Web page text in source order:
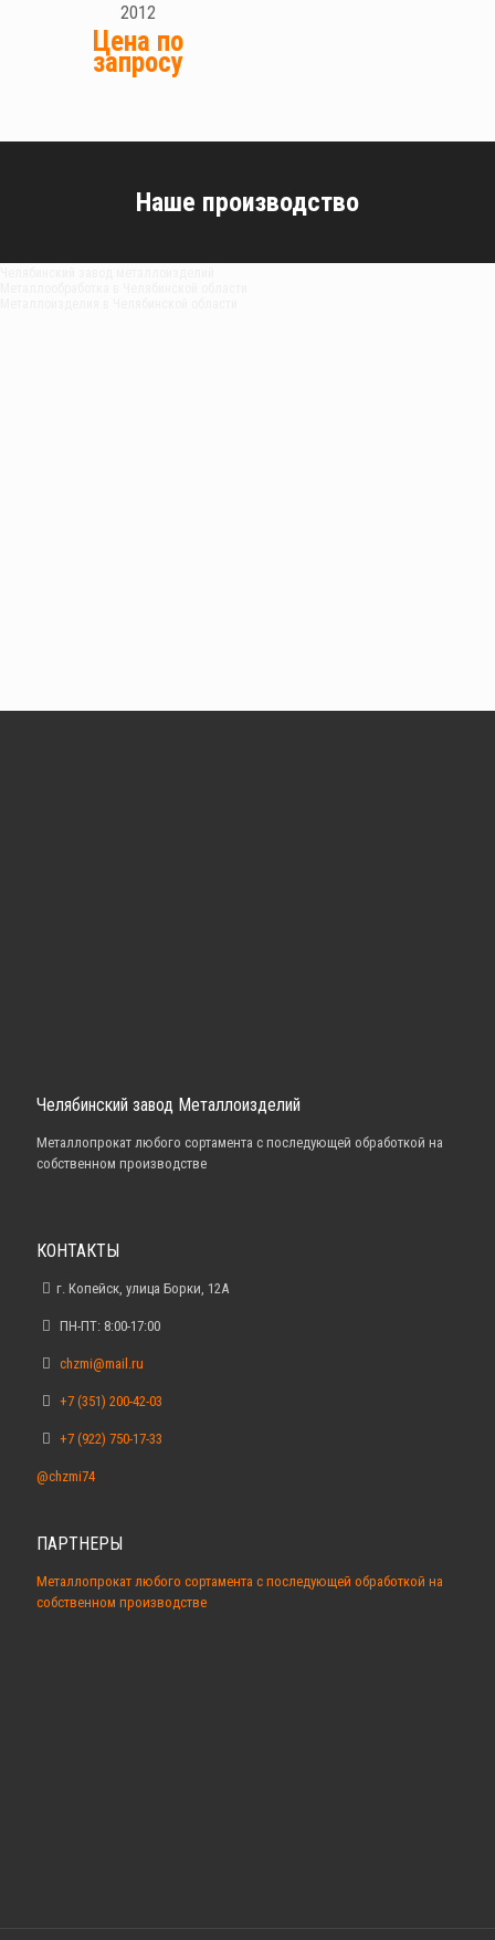
2012
Цена по
запросу
Наше производство
Челябинский завод Металлоизделий
Металлопрокат любого сортамента с последующей обработкой на
собственном производстве
КОНТАКТЫ
г. Копейск, улица Борки, 12А
ПН-ПТ: 8:00-17:00
chzmi@mail.ru
+7 (351) 200-42-03
+7 (922) 750-17-33
@chzmi74
ПАРТНЕРЫ
Металлопрокат любого сортамента с последующей обработкой на
собственном производстве